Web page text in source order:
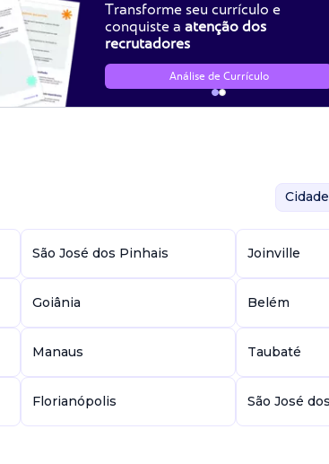
Transforme seu currículo e
conquiste a atenção dos
recrutadores
Análise de Currículo
São José dos Pinhais Joinville
Goiânia Belém
Manaus Taubaté
Florianópolis São José